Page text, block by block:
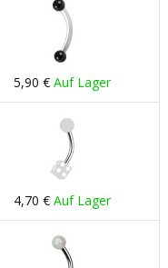
5,90 € Auf Lager
4,70 € Auf Lager